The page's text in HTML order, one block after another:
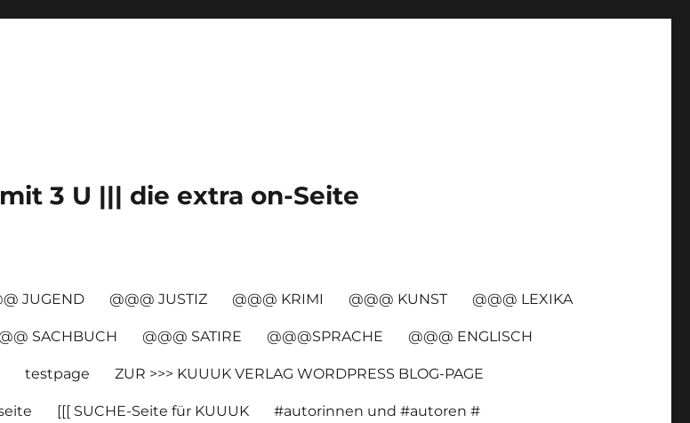
3 U ||| die extra on-Seite
JUGEND @@@ JUSTIZ @@@ KRIMI @@@ KUNST @@@ LEXIKA
SACHBUCH @@@ SATIRE @@@SPRACHE @@@ ENGLISCH
testpage ZUR >>> KUUUK VERLAG WORDPRESS BLOG-PAGE
[[[ SUCHE-Seite für KUUUK #autorinnen und #autoren #